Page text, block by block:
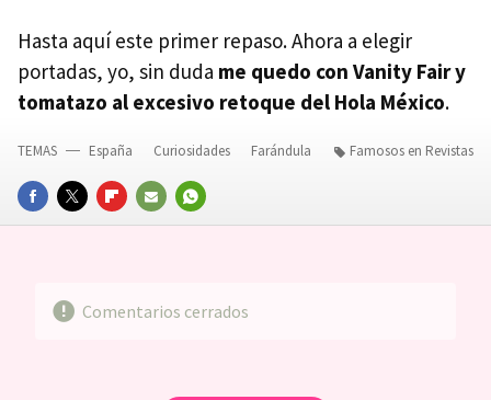
Hasta aquí este primer repaso. Ahora a elegir
portadas, yo, sin duda me quedo con Vanity Fair y
tomatazo al excesivo retoque del Hola México.
FACEBOOKTWITTERFLIPBOARD
E-
WHATSAPP
TEMAS España Curiosidades Farándula Famosos en Revistas
Comentarios cerrados